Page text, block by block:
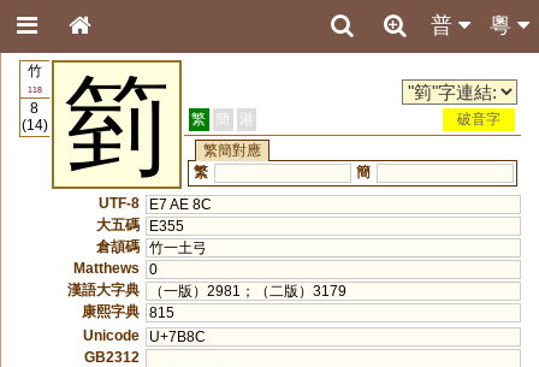
粵
普
竹
118
8
(14)
箌 繁 簡 港
破音字
繁簡對應
繁
簡
UTF-8
E7 AE 8C
大五碼
E355
倉頡碼 竹一土弓
Matthews
0
漢語大字典
（一版）2981；（二版）3179
康熙字典 815
Unicode
U+7B8C
GB2312